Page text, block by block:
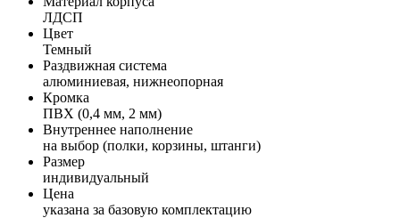
ЛДСП
Цвет
Темный
Раздвижная система
алюминиевая, нижнеопорная
Кромка
ПВХ (0,4 мм, 2 мм)
Внутреннее наполнение
на выбор (полки, корзины, штанги)
Размер
индивидуальный
Цена
указана за базовую комплектацию